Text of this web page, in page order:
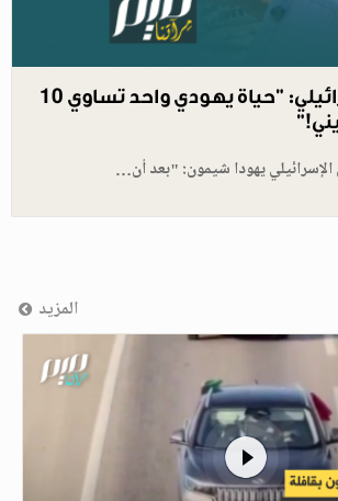
مستوطن إسرائيلي: "حياة يهودي واحد تساوي 10
يهودا شيمون: "بعد أن…
المزيد